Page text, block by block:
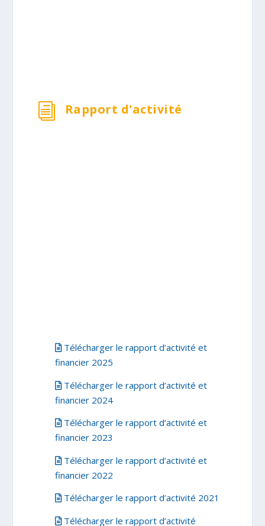
i Rapport d'activité
Télécharger le rapport d’activité et
financier 2025
Télécharger le rapport d’activité et
financier 2024
Télécharger le rapport d’activité et
financier 2023
Télécharger le rapport d’activité et
financier 2022
Télécharger le rapport d’activité 2021
Télécharger le rapport d’activité